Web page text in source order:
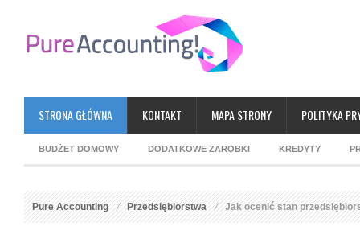
STRONA GŁÓWNA KONTAKT MAPA STRONY POLITYKA
BUDŻET DOMOWY DODATKOWE ZAROBKI KREDYTY
Pure Accounting Przedsiębiorstwa Jak ocenić stan